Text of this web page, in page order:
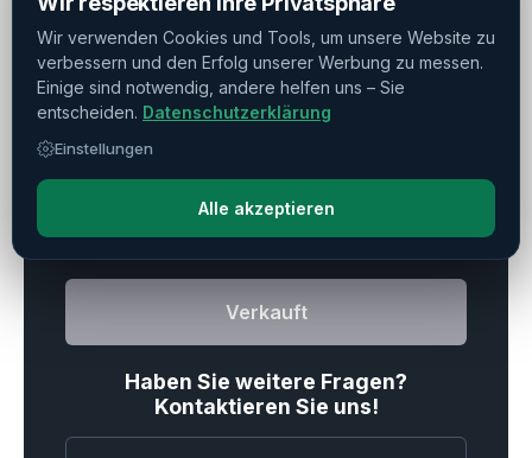
Kühlmittelsystem Und Späneförderer
Drucken
Verkauft
Haben Sie weitere Fragen?
Kontaktieren Sie uns!
Wir verwenden Cookies und Tools, um unsere Website zu
verbessern und den Erfolg unserer Werbung zu messen.
Einige sind notwendig, andere helfen uns – Sie
entscheiden. Datenschutzerklärung
Einstellungen
Alle akzeptieren